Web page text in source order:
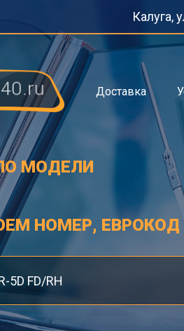
Калуга,
Доставка
МОДЕЛИ
НОМЕР,